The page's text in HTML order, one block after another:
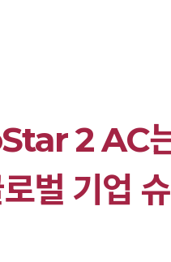
2 AC
벌 기업